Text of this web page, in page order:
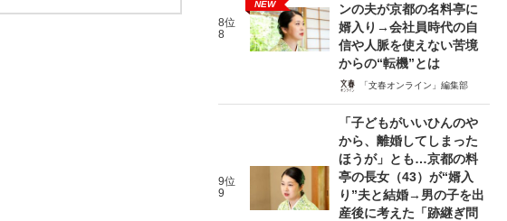
8位
8
NEW
ンの夫が京都の名料亭に
婿入り→会社員時代の自
信や人脈を使えない苦境
からの“転機”とは
「文春オンライン」編集部
9位
9
「子どもがいいひんのや
から、離婚してしまった
ほうが」とも…京都の料
亭の長女（43）が“婿入
り”夫と結婚→男の子を出
産後に考えた「跡継ぎ問